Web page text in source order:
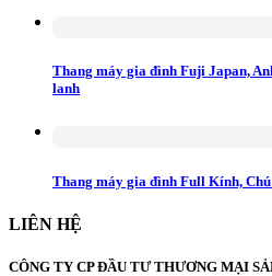
Thang máy gia đình Fuji Japan,
lanh
Thang máy gia đình Full Kính,
LIÊN HỆ
CÔNG TY CP ĐẦU TƯ THƯƠNG MẠI